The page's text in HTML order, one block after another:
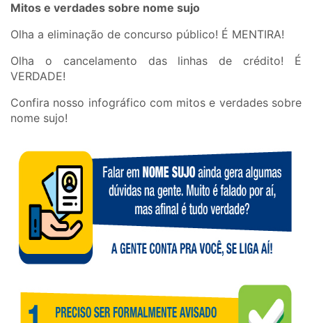
Mitos e verdades sobre nome sujo
Olha a eliminação de concurso público! É MENTIRA!
Olha o cancelamento das linhas de crédito! É
VERDADE!
Confira nosso infográfico com mitos e verdades sobre
nome sujo!